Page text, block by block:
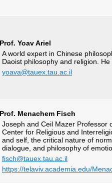
Prof. Yoav Ariel
A world expert in Chinese
Daoist philosophy and religion.
yoava@tauex.tau.ac.il
Prof. Menachem Fisch
Joseph and Ceil Mazer Professor
Center for Religious and
and self, the critical nature of
dialogue, and philosophy of
fisch@tauex.tau.ac.il
https://telaviv.academia.edu/